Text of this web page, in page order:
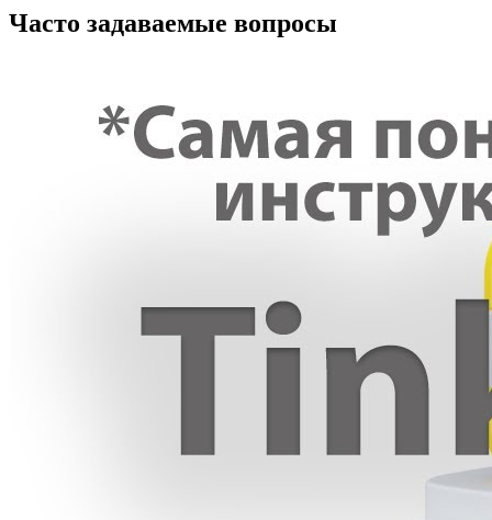
Часто задаваемые вопросы